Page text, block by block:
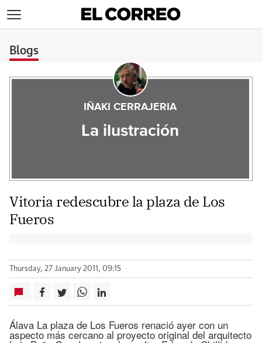
Blogs
IÑAKI CERRAJERIA
La ilustración
Vitoria redescubre la plaza de Los
Fueros
Thursday, 27 January 2011, 09:15
Álava La plaza de Los Fueros renació ayer con un
aspecto más cercano al proyecto original del arquitecto